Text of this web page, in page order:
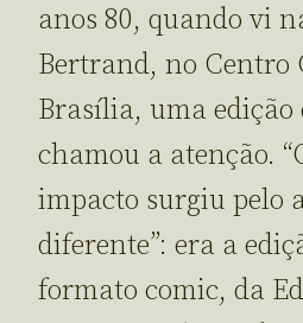
anos 80, quando vi
Bertrand, no Centro
Brasília, uma edição
chamou a atenção.
impacto surgiu pelo
diferente”: era a
formato comic, da